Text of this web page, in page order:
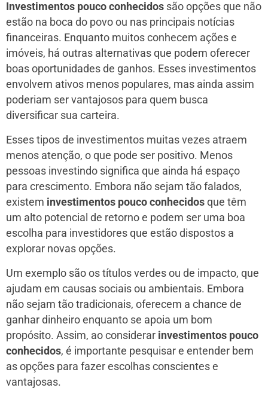
Investimentos pouco conhecidos são opções que não
estão na boca do povo ou nas principais notícias
financeiras. Enquanto muitos conhecem ações e
imóveis, há outras alternativas que podem oferecer
boas oportunidades de ganhos. Esses investimentos
envolvem ativos menos populares, mas ainda assim
poderiam ser vantajosos para quem busca
diversificar sua carteira.
Esses tipos de investimentos muitas vezes atraem
menos atenção, o que pode ser positivo. Menos
pessoas investindo significa que ainda há espaço
para crescimento. Embora não sejam tão falados,
existem investimentos pouco conhecidos que têm
um alto potencial de retorno e podem ser uma boa
escolha para investidores que estão dispostos a
explorar novas opções.
Um exemplo são os títulos verdes ou de impacto, que
ajudam em causas sociais ou ambientais. Embora
não sejam tão tradicionais, oferecem a chance de
ganhar dinheiro enquanto se apoia um bom
propósito. Assim, ao considerar investimentos pouco
conhecidos, é importante pesquisar e entender bem
as opções para fazer escolhas conscientes e
vantajosas.